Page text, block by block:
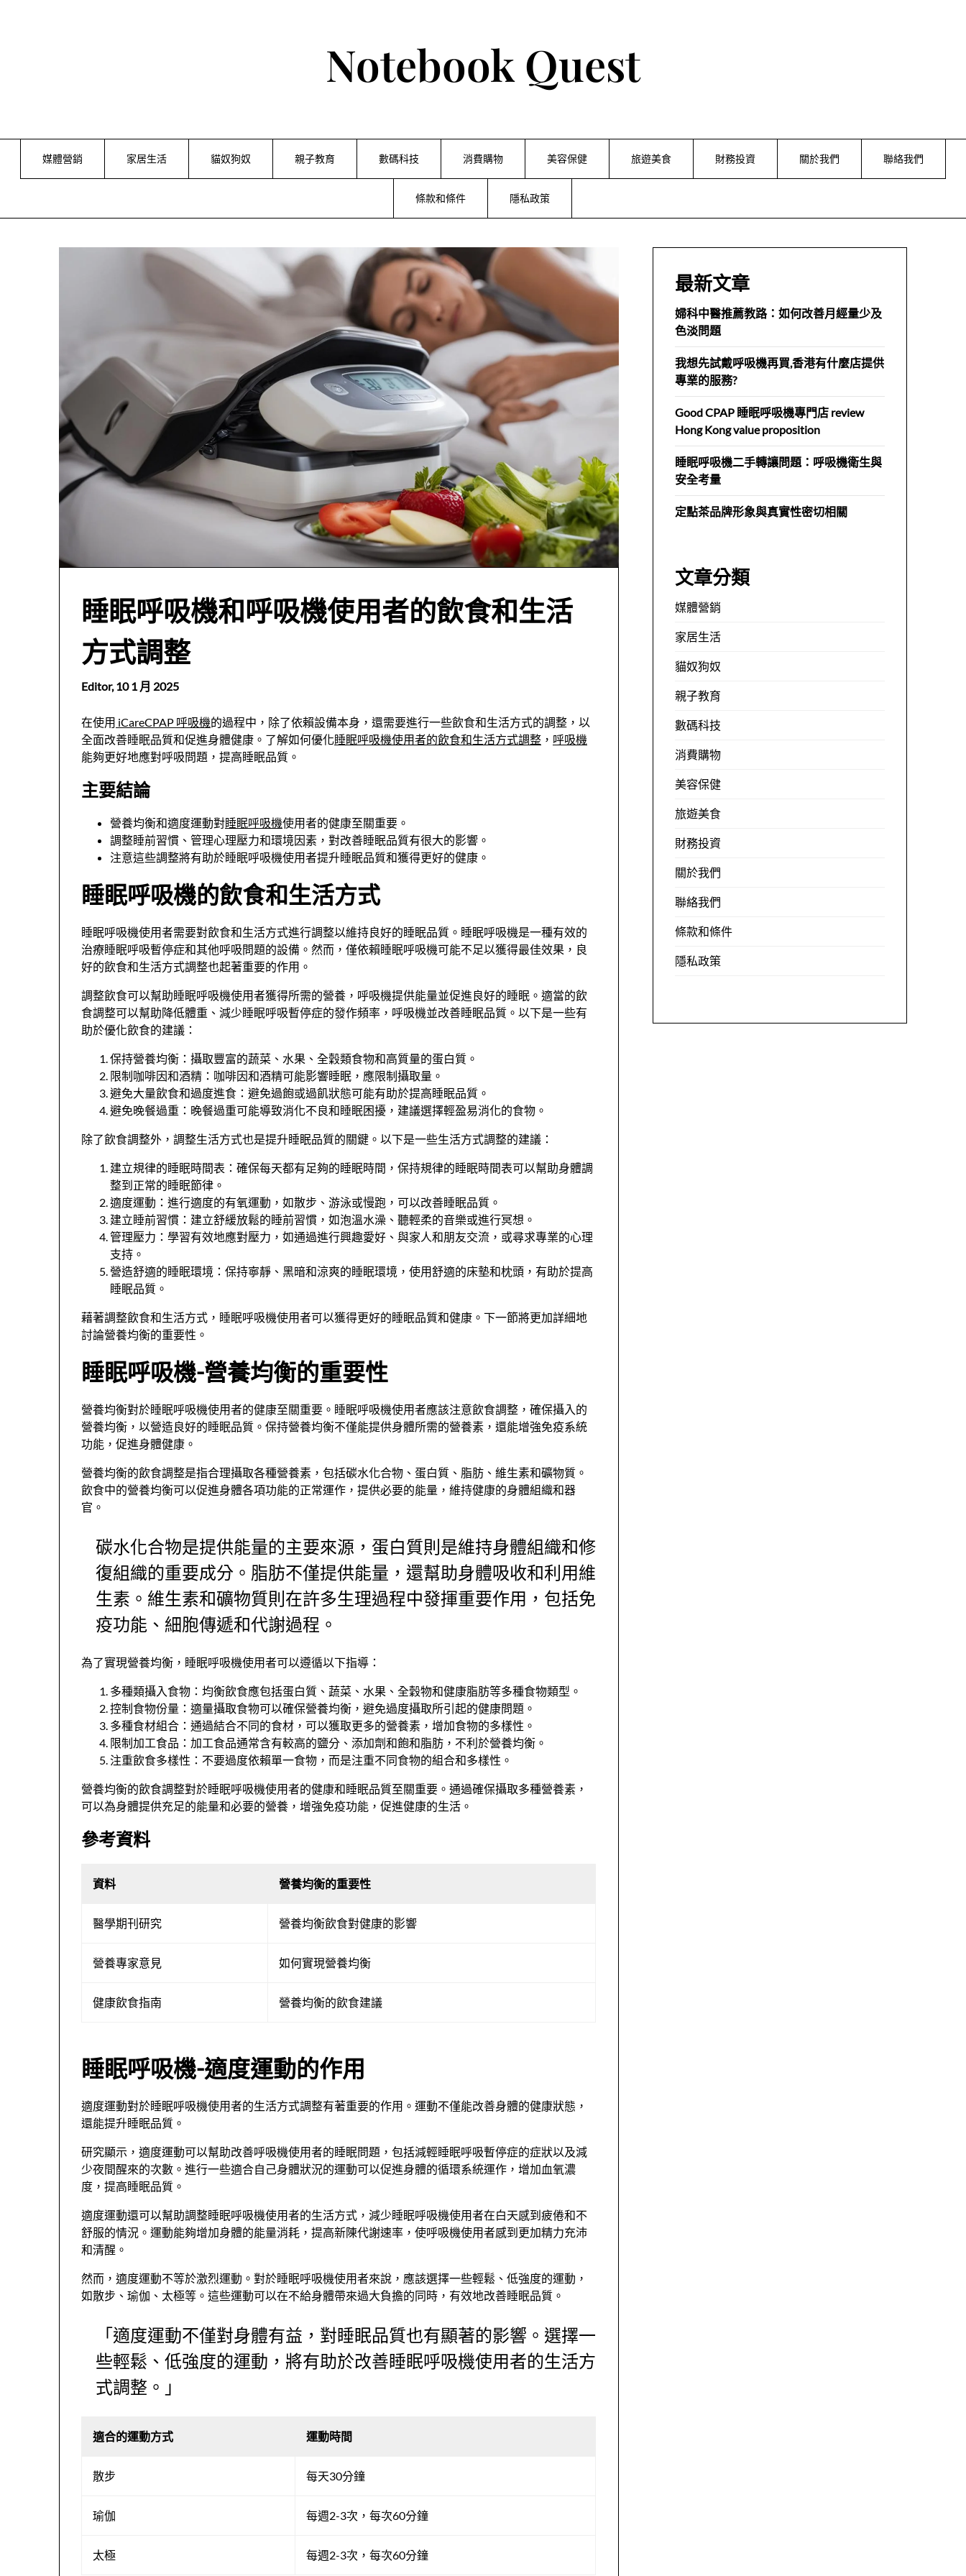
Notebook Quest
媒體營銷 家居生活 貓奴狗奴 親子教育 數碼科技 消費購物 美容保健 旅遊美食 財務投資 關於我們 聯絡我們
條款和條件 隱私政策
睡眠呼吸機和呼吸機使用者的飲食和生活
方式調整
Editor,10 1 月 2025
在使用 iCareCPAP 呼吸機的過程中，除了依賴設備本身，還需要進行一些飲食和生活方式的調整，以
全面改善睡眠品質和促進身體健康。了解如何優化睡眠呼吸機使用者的飲食和生活方式調整 ， 呼吸機
能夠更好地應對呼吸問題，提高睡眠品質。
主要結論
營養均衡和適度運動對睡眠呼吸機使用者的健康至關重要。
調整睡前習慣、管理心理壓力和環境因素，對改善睡眠品質有很大的影響。
注意這些調整將有助於睡眠呼吸機使用者提升睡眠品質和獲得更好的健康。
睡眠呼吸機的飲食和生活方式
睡眠呼吸機使用者需要對飲食和生活方式進行調整以維持良好的睡眠品質。睡眠呼吸機是一種有效的
治療睡眠呼吸暫停症和其他呼吸問題的設備。然而，僅依賴睡眠呼吸機可能不足以獲得最佳效果，良
好的飲食和生活方式調整也起著重要的作用。
調整飲食可以幫助睡眠呼吸機使用者獲得所需的營養，呼吸機提供能量並促進良好的睡眠。適當的飲
食調整可以幫助降低體重、減少睡眠呼吸暫停症的發作頻率，呼吸機並改善睡眠品質。以下是一些有
助於優化飲食的建議：
保持營養均衡：攝取豐富的蔬菜、水果、全穀類食物和高質量的蛋白質。
限制咖啡因和酒精：咖啡因和酒精可能影響睡眠，應限制攝取量。
避免大量飲食和過度進食：避免過飽或過飢狀態可能有助於提高睡眠品質。
避免晚餐過重：晚餐過重可能導致消化不良和睡眠困擾，建議選擇輕盈易消化的食物。
除了飲食調整外，調整生活方式也是提升睡眠品質的關鍵。以下是一些生活方式調整的建議：
建立規律的睡眠時間表：確保每天都有足夠的睡眠時間，保持規律的睡眠時間表可以幫助身體調
整到正常的睡眠節律。
適度運動：進行適度的有氧運動，如散步、游泳或慢跑，可以改善睡眠品質。
建立睡前習慣：建立舒緩放鬆的睡前習慣，如泡溫水澡、聽輕柔的音樂或進行冥想。
管理壓力：學習有效地應對壓力，如通過進行興趣愛好、與家人和朋友交流，或尋求專業的心理
支持。
營造舒適的睡眠環境：保持寧靜、黑暗和涼爽的睡眠環境，使用舒適的床墊和枕頭，有助於提高
睡眠品質。
藉著調整飲食和生活方式，睡眠呼吸機使用者可以獲得更好的睡眠品質和健康。下一節將更加詳細地
討論營養均衡的重要性。
睡眠呼吸機-營養均衡的重要性
營養均衡對於睡眠呼吸機使用者的健康至關重要。睡眠呼吸機使用者應該注意飲食調整，確保攝入的
營養均衡，以營造良好的睡眠品質。保持營養均衡不僅能提供身體所需的營養素，還能增強免疫系統
功能，促進身體健康。
營養均衡的飲食調整是指合理攝取各種營養素，包括碳水化合物、蛋白質、脂肪、維生素和礦物質。
飲食中的營養均衡可以促進身體各項功能的正常運作，提供必要的能量，維持健康的身體組織和器
官。
碳水化合物是提供能量的主要來源，蛋白質則是維持身體組織和修
復組織的重要成分。脂肪不僅提供能量，還幫助身體吸收和利用維
生素。維生素和礦物質則在許多生理過程中發揮重要作用，包括免
疫功能、細胞傳遞和代謝過程。
為了實現營養均衡，睡眠呼吸機使用者可以遵循以下指導：
多種類攝入食物：均衡飲食應包括蛋白質、蔬菜、水果、全穀物和健康脂肪等多種食物類型。
控制食物份量：適量攝取食物可以確保營養均衡，避免過度攝取所引起的健康問題。
多種食材組合：通過結合不同的食材，可以獲取更多的營養素，增加食物的多樣性。
限制加工食品：加工食品通常含有較高的鹽分、添加劑和飽和脂肪，不利於營養均衡。
注重飲食多樣性：不要過度依賴單一食物，而是注重不同食物的組合和多樣性。
營養均衡的飲食調整對於睡眠呼吸機使用者的健康和睡眠品質至關重要。通過確保攝取多種營養素，
可以為身體提供充足的能量和必要的營養，增強免疫功能，促進健康的生活。
參考資料
資料 營養均衡的重要性
醫學期刊研究 營養均衡飲食對健康的影響
營養專家意見 如何實現營養均衡
健康飲食指南 營養均衡的飲食建議
睡眠呼吸機-適度運動的作用
適度運動對於睡眠呼吸機使用者的生活方式調整有著重要的作用。運動不僅能改善身體的健康狀態，
還能提升睡眠品質。
研究顯示，適度運動可以幫助改善呼吸機使用者的睡眠問題，包括減輕睡眠呼吸暫停症的症狀以及減
少夜間醒來的次數。進行一些適合自己身體狀況的運動可以促進身體的循環系統運作，增加血氧濃
度，提高睡眠品質。
適度運動還可以幫助調整睡眠呼吸機使用者的生活方式，減少睡眠呼吸機使用者在白天感到疲倦和不
舒服的情況。運動能夠增加身體的能量消耗，提高新陳代謝速率，使呼吸機使用者感到更加精力充沛
和清醒。
然而，適度運動不等於激烈運動。對於睡眠呼吸機使用者來說，應該選擇一些輕鬆、低強度的運動，
如散步、瑜伽、太極等。這些運動可以在不給身體帶來過大負擔的同時，有效地改善睡眠品質。
「適度運動不僅對身體有益，對睡眠品質也有顯著的影響。選擇一
些輕鬆、低強度的運動，將有助於改善睡眠呼吸機使用者的生活方
式調整。」
適合的運動方式 運動時間
散步 每天30分鐘
瑜伽 每週2-3次，每次60分鐘
太極 每週2-3次，每次60分鐘
最新文章
婦科中醫推薦教路：如何改善月經量少及
色淡問題
我想先試戴呼吸機再買,香港有什麼店提供
專業的服務?
Good CPAP 睡眠呼吸機專門店 review
Hong Kong value proposition
睡眠呼吸機二手轉讓問題：呼吸機衛生與
安全考量
定點茶品牌形象與真實性密切相關
文章分類
媒體營銷
家居生活
貓奴狗奴
親子教育
數碼科技
消費購物
美容保健
旅遊美食
財務投資
關於我們
聯絡我們
條款和條件
隱私政策